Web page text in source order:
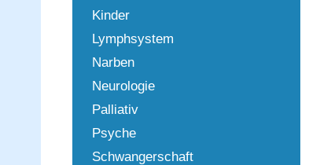
Kinder
Lymphsystem
Narben
Neurologie
Palliativ
Psyche
Schwangerschaft